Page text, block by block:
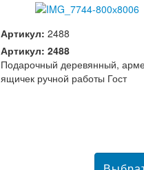
Артикул: 2488
Артикул: 2488
Подарочный деревянный,
ящичек ручной работы Гост